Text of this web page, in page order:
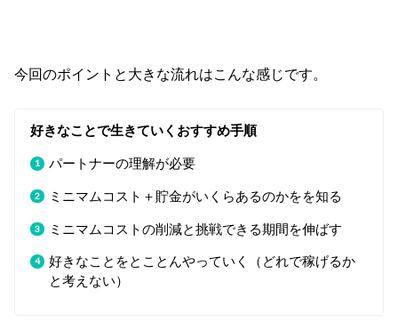
今回のポイントと大きな流れはこんな感じです。
好きなことで生きていくおすすめ手順
パートナーの理解が必要
ミニマムコスト＋貯金がいくらあるのかをを知る
ミニマムコストの削減と挑戦できる期間を伸ばす
好きなことをとことんやっていく（どれで稼げるか
と考えない）